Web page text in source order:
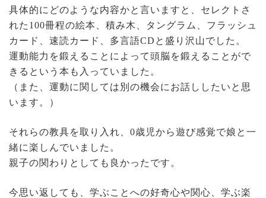
具体的にどのような内容かと言いますと、セレクトさ
れた100冊程の絵本、積み木、タングラム、フラッシュ
カード、速読カード、多言語CDと盛り沢山でした。
運動能力を鍛えることによって頭脳を鍛えることがで
きるという本も入っていました。
（また、運動に関しては別の機会にお話ししたいと思
います。）
それらの教具を取り入れ、0歳児から遊び感覚で娘と一
緒に楽しんでいました。
親子の関わりとしても良かったです。
今思い返しても、学ぶことへの好奇心や関心、学ぶ楽